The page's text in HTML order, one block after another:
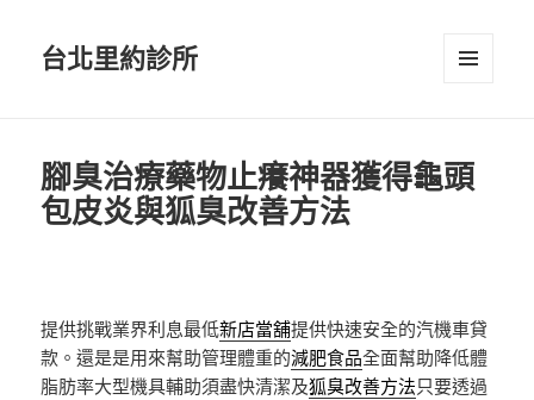
台北里約診所
腳臭治療藥物止癢神器獲得龜頭
包皮炎與狐臭改善方法
提供挑戰業界利息最低新店當舖提供快速安全的汽機車貸
款。還是是用來幫助管理體重的減肥食品全面幫助降低體
脂肪率大型機具輔助須盡快清潔及狐臭改善方法只要透過